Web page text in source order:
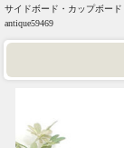
サイドボード・カップボード
antique59469